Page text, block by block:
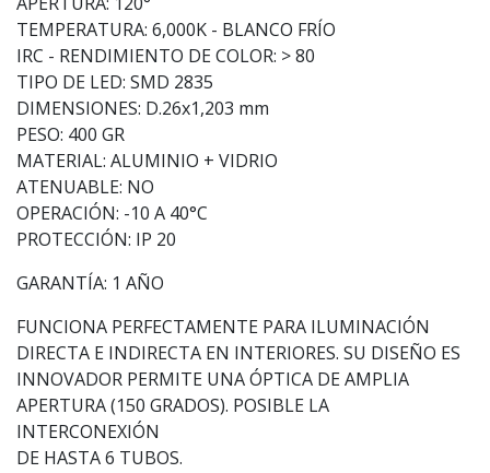
TEMPERATURA: 6,000K - BLANCO FRÍO
IRC - RENDIMIENTO DE COLOR: > 80
TIPO DE LED: SMD 2835
DIMENSIONES: D.26x1,203 mm
PESO: 400 GR
MATERIAL: ALUMINIO + VIDRIO
ATENUABLE: NO
OPERACIÓN: -10 A 40°C
PROTECCIÓN: IP 20
GARANTÍA: 1 AÑO
FUNCIONA PERFECTAMENTE PARA ILUMINACIÓN
DIRECTA E INDIRECTA EN INTERIORES. SU DISEÑO ES
INNOVADOR PERMITE UNA ÓPTICA DE AMPLIA
APERTURA (150 GRADOS). POSIBLE LA
INTERCONEXIÓN
DE HASTA 6 TUBOS.